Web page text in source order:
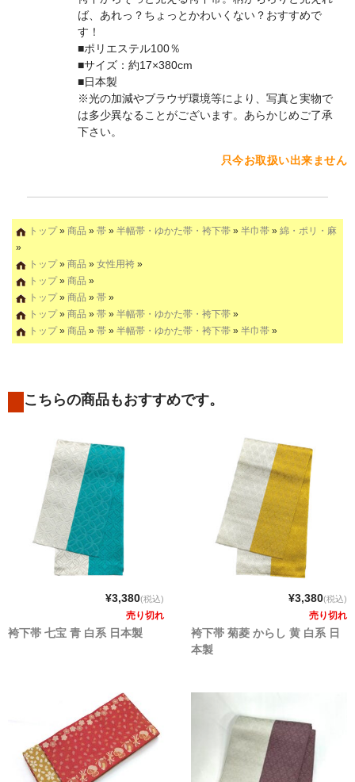
ば、あれっ？ちょっとかわいくない？おすすめで
す！
■ポリエステル100％
■サイズ：約17×380cm
■日本製
※光の加減やブラウザ環境等により、写真と実物で
は多少異なることがございます。あらかじめご了承
下さい。
只今お取扱い出来ません
トップ» 商品 » 帯 » 半幅帯・ゆかた帯・袴下帯 » 半巾帯 » 綿・ポリ・麻
»
トップ» 商品 » 女性用袴 »
トップ» 商品 »
トップ» 商品 » 帯 »
トップ» 商品 » 帯 » 半幅帯・ゆかた帯・袴下帯 »
トップ» 商品 » 帯 » 半幅帯・ゆかた帯・袴下帯 » 半巾帯 »
こちらの商品もおすすめです。
¥3,380(税込)
売り切れ
袴下帯 七宝 青 白系 日本製
¥3,380(税込)
売り切れ
袴下帯 菊菱 からし 黄 白系 日
本製